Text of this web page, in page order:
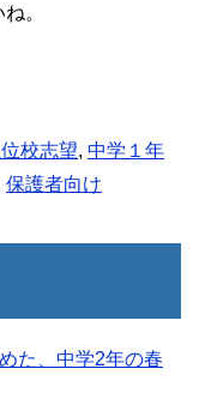
。
校志望, 中学１年
保護者向け
た、中学2年の春